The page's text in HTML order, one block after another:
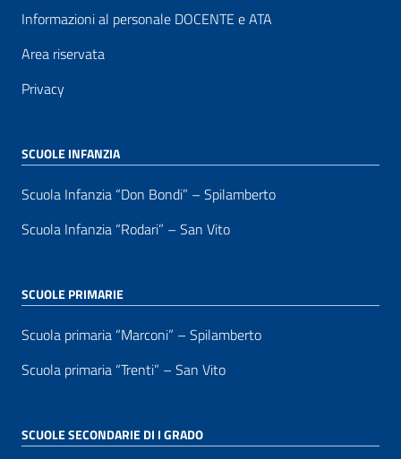
Informazioni al personale DOCENTE e ATA
Area riservata
Privacy
SCUOLE INFANZIA
Scuola Infanzia “Don Bondi” – Spilamberto
Scuola Infanzia “Rodari” – San Vito
SCUOLE PRIMARIE
Scuola primaria “Marconi” – Spilamberto
Scuola primaria “Trenti” – San Vito
SCUOLE SECONDARIE DI I GRADO